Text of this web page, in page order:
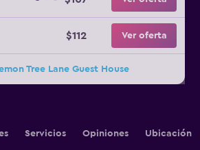
$112 Ver oferta
Tree Lane Guest House
Servicios Opiniones Ubicación